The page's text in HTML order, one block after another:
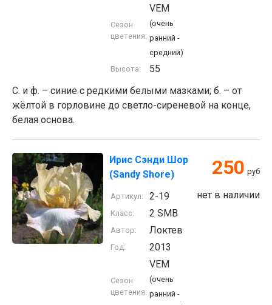
Сезон
цветения:
VEM
(очень
ранний -
средний)
Высота:
55
С. и ф. – синие с редкими белыми мазками; б. – от
жёлтой в горловине до светло-сиреневой на конце,
белая основа.
Ирис Сэнди Шор
(Sandy Shore)
250 руб
нет в наличии
Артикул: 2-19
Класс: 2 SMB
Автор: Локтев
Год: 2013
Сезон
цветения:
VEM
(очень
ранний -